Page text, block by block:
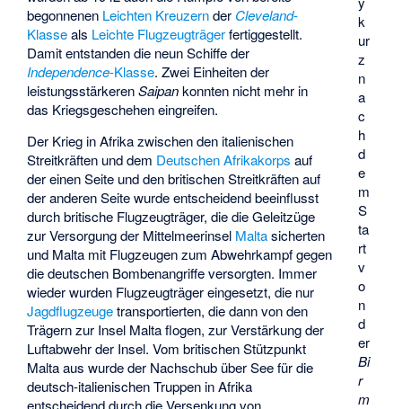
k
ur
z
n
a
c
h
d
e
m
S
ta
rt
v
o
n
d
er
Bi
r
m
begonnenen Leichten Kreuzernder Cleveland-
Klasseals Leichte Flugzeugträgerfertiggestellt.
Damit entstanden die neun Schiffe der
Independence-Klasse. Zwei Einheiten der
leistungsstärkerenSaipankonnten nicht mehr in
das Kriegsgeschehen eingreifen.
Der Krieg in Afrika zwischen den italienischen
Streitkräften und dem Deutschen Afrikakorps auf
der einen Seite und den britischen Streitkräften auf
der anderen Seite wurde entscheidend beeinflusst
durch britische Flugzeugträger, die die Geleitzüge
zur Versorgung der Mittelmeerinsel Maltasicherten
und Malta mit Flugzeugen zum Abwehrkampf gegen
die deutschen Bombenangriffe versorgten. Immer
wieder wurden Flugzeugträger eingesetzt, die nur
Jagdflugzeugetransportierten, die dann von den
Trägern zur Insel Malta flogen, zur Verstärkung der
Luftabwehr der Insel. Vom britischen Stützpunkt
Malta aus wurde der Nachschub über See für die
deutsch-italienischen Truppen in Afrika
entscheidend durch die Versenkung von